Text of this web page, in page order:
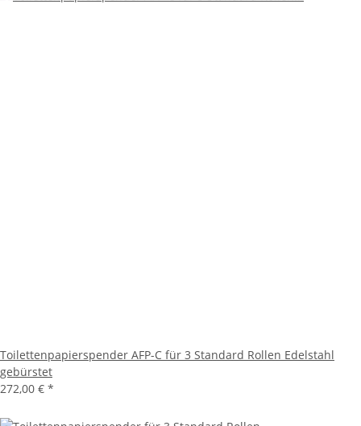
Toilettenpapierspender AFP-C für 3 Standard Rollen Edelstahl
gebürstet
272,00 € *